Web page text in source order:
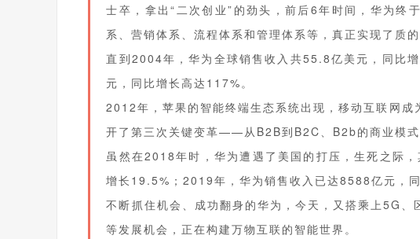
士卒，拿出“二次创业”的劲头，前后6年时间，华为终
系、营销体系、流程体系和管理体系等，真正实现了质的
直到2004年，华为全球销售收入共55.8亿美元，同比
元，同比增长高达117%。
2012年，苹果的智能终端生态系统出现，移动互联网成
开了第三次关键变革——从B2B到B2C、B2b的商业模式
虽然在2018年时，华为遭遇了美国的打压，生死之际
增长19.5%；2019年，华为销售收入已达8588亿元，
不断抓住机会、成功翻身的华为，今天，又搭乘上5G
等发展机会，正在构建万物互联的智能世界。